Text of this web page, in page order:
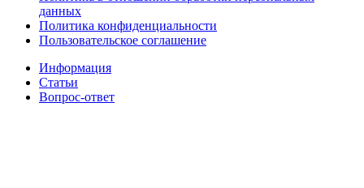
данных
Политика конфиденциальности
Пользовательское соглашение
Информация
Статьи
Вопрос-ответ